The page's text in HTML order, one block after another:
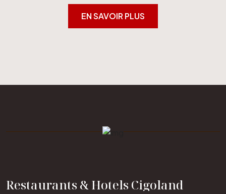
EN SAVOIR PLUS
Restaurants & Hotels Cigoland